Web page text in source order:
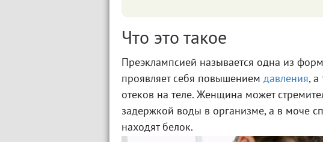
Что это такое
Преэклампсией называется одна из форм
проявляет себя повышением давления, а
отеков на теле. Женщина может
задержкой воды в организме, а в моче
находят белок.